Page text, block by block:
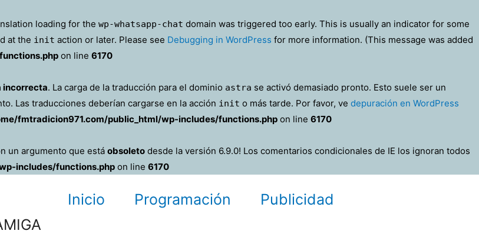
loading for the wp-whatsapp-chat domain was triggered too early. This is usually an indicator for some
at the init action or later. Please see Debugging in WordPress for more information. (This message was added
on line 6170
incorrecta. La carga de la traducción para el dominio astra se activó demasiado pronto. Esto suele ser un
Las traducciones deberían cargarse en la acción init o más tarde. Por favor, ve depuración en WordPress
fmtradicion971.com/public_html/wp-includes/functions.php on line 6170
un argumento que está obsoleto desde la versión 6.9.0! Los comentarios condicionales de IE los ignoran todos
includes/functions.php on line 6170
Inicio Programación Publicidad